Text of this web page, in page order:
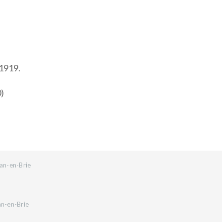
en-Brie
en-Brie